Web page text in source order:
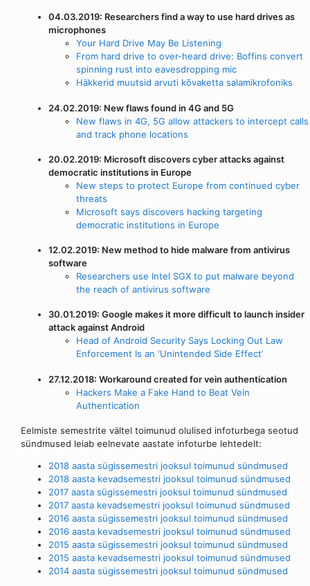
04.03.2019: Researchers find a way to use hard drives as
microphones
Your Hard Drive May Be Listening
From hard drive to over-heard drive: Boffins convert
spinning rust into eavesdropping mic
Häkkerid muutsid arvuti kõvaketta salamikrofoniks
24.02.2019: New flaws found in 4G and 5G
New flaws in 4G, 5G allow attackers to intercept calls
and track phone locations
20.02.2019: Microsoft discovers cyber attacks against
democratic institutions in Europe
New steps to protect Europe from continued cyber
threats
Microsoft says discovers hacking targeting
democratic institutions in Europe
12.02.2019: New method to hide malware from antivirus
software
Researchers use Intel SGX to put malware beyond
the reach of antivirus software
30.01.2019: Google makes it more difficult to launch insider
attack against Android
Head of Android Security Says Locking Out Law
Enforcement Is an ‘Unintended Side Effect’
27.12.2018: Workaround created for vein authentication
Hackers Make a Fake Hand to Beat Vein
Authentication
Eelmiste semestrite vältel toimunud olulised infoturbega seotud
sündmused leiab eelnevate aastate infoturbe lehtedelt:
2018 aasta sügissemestri jooksul toimunud sündmused
2018 aasta kevadsemestri jooksul toimunud sündmused
2017 aasta sügissemestri jooksul toimunud sündmused
2017 aasta kevadsemestri jooksul toimunud sündmused
2016 aasta sügissemestri jooksul toimunud sündmused
2016 aasta kevadsemestri jooksul toimunud sündmused
2015 aasta sügissemestri jooksul toimunud sündmused
2015 aasta kevadsemestri jooksul toimunud sündmused
2014 aasta sügissemestri jooksul toimunud sündmused